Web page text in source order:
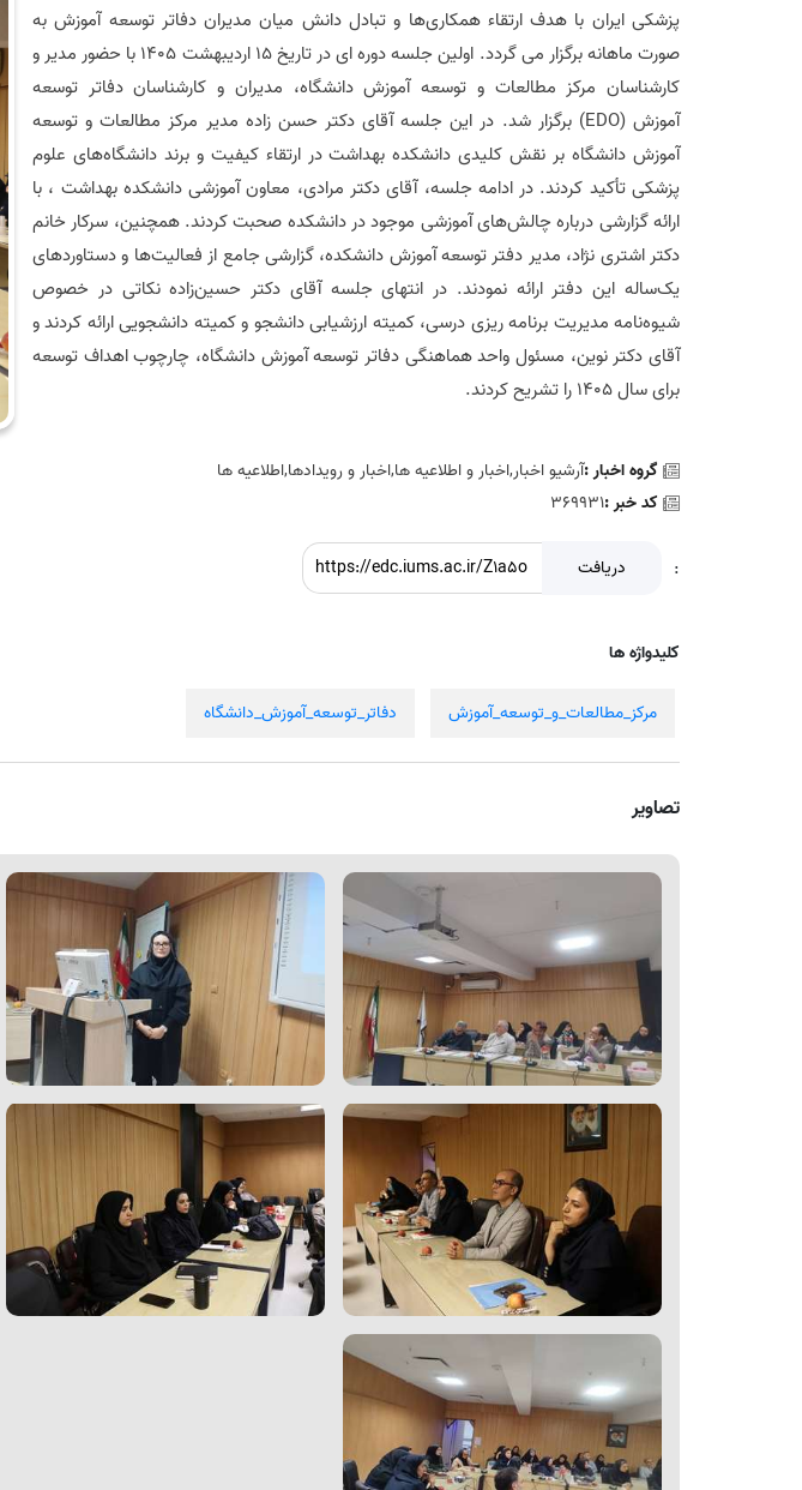
پزشکی ایران با هدف ارتقاء همکاری‌ها و تبادل دانش میان مدیران دفاتر توسعه آموزش به
صورت ماهانه برگزار می گردد. اولین جلسه دوره ای در تاریخ 15 اردیبهشت 1405 با حضور مدیر و
کارشناسان مرکز مطالعات و توسعه آموزش دانشگاه، مدیران و کارشناسان دفاتر توسعه
آموزش(EDO)برگزار شد. در این جلسه آقای دکتر حسن زاده مدیر مرکز مطالعات و توسعه
آموزش دانشگاه بر نقش کلیدی دانشکده بهداشت در ارتقاء کیفیت و برند دانشگاه‌های علوم
پزشکی تأکید کردند. در ادامه جلسه، آقای دکتر مرادی، معاون آموزشی دانشکده بهداشت ، با
ارائه گزارشی درباره چالش‌های آموزشی موجود در دانشکده صحبت کردند. همچنین، سرکار خانم
دکتر اشتری نژاد، مدیر دفتر توسعه آموزش دانشکده، گزارشی جامع از فعالیت‌ها و دستاوردهای
یک‌ساله این دفتر ارائه نمودند. در انتهای جلسه آقای دکتر حسین‌زاده نکاتی در خصوص
شیوه‌نامه مدیریت برنامه ریزی درسی، کمیته ارزشیابی دانشجو و کمیته دانشجویی ارائه کردند و
آقای دکتر نوین، مسئول واحد هماهنگی دفاتر توسعه آموزش دانشگاه، چارچوب اهداف توسعه
برای سال ۱۴۰۵ را تشریح کردند
.
گروه اخبار :آرشیو اخبار,اخبار و اطلاعیه ها,اخبار و رويدادها,اطلاعيه ها
کد خبر :369931
: دریافت
کلیدواژه ها
مرکز_مطالعات_و_توسعه_آموزش دفاتر_توسعه_آموزش_دانشگاه
تصاویر